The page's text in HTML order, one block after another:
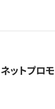
ネットプロ